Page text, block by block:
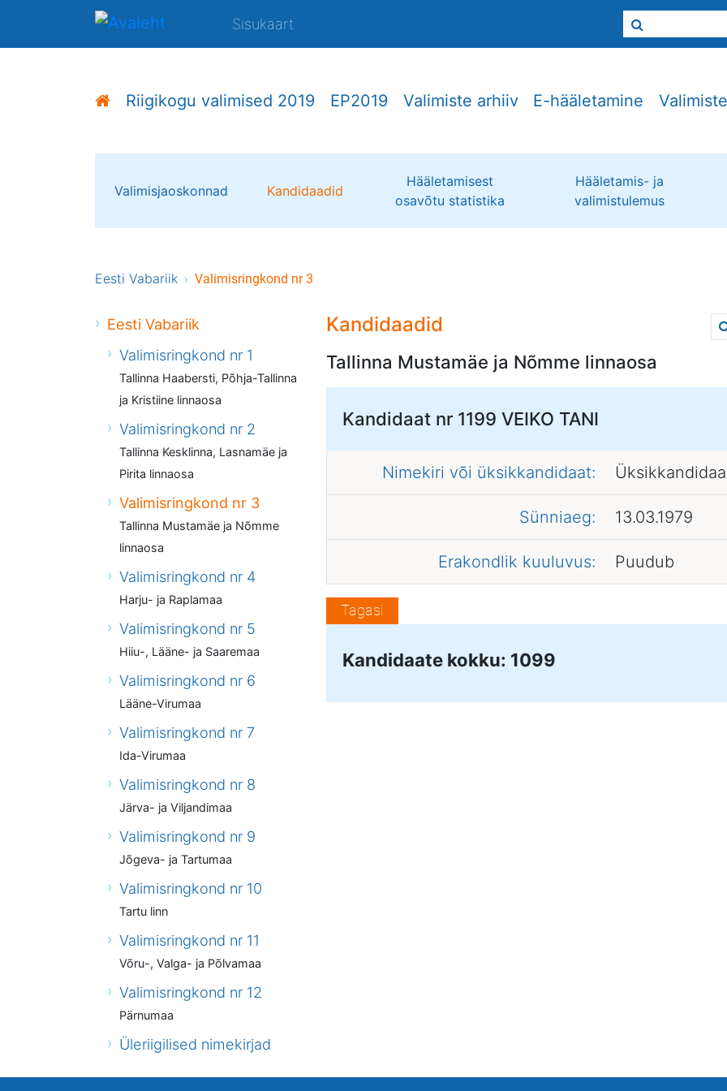
Sisukaart
Riigikogu valimised 2019 EP2019 Valimiste arhiiv E-hääletamine
Valimisjaoskonnad Kandidaadid
Hääletamisest
osavõtu statistika
Hääletamis- ja
valimistulemus
Eesti Vabariik Valimisringkond nr 3
Eesti Vabariik
Valimisringkond nr 1
Tallinna Haabersti, Põhja-Tallinna
ja Kristiine linnaosa
Valimisringkond nr 2
Tallinna Kesklinna, Lasnamäe ja
Pirita linnaosa
Valimisringkond nr 3
Tallinna Mustamäe ja Nõmme
linnaosa
Valimisringkond nr 4
Harju- ja Raplamaa
Valimisringkond nr 5
Hiiu-, Lääne- ja Saaremaa
Valimisringkond nr 6
Lääne-Virumaa
Valimisringkond nr 7
Ida-Virumaa
Valimisringkond nr 8
Järva- ja Viljandimaa
Valimisringkond nr 9
Jõgeva- ja Tartumaa
Valimisringkond nr 10
Tartu linn
Valimisringkond nr 11
Võru-, Valga- ja Põlvamaa
Valimisringkond nr 12
Pärnumaa
Üleriigilised nimekirjad
Kandidaadid
Tallinna Mustamäe ja Nõmme linnaosa
Kandidaat nr 1199 VEIKO TANI
Nimekiri või üksikkandidaat:
Sünniaeg: 13.03.1979
Erakondlik kuuluvus: Puudub
Tagasi
Kandidaate kokku: 1099